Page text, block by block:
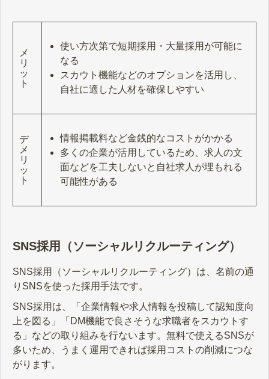
メ
リ
ッ
ト
使い方次第で短期採用・大量採用が可能に
なる
スカウト機能などのオプションを活用し、
自社に適した人材を確保しやすい
デ
メ
リ
ッ
ト
情報掲載料など金銭的なコストがかかる
多くの企業が活用しているため、求人の文
面などを工夫しないと自社求人が埋もれる
可能性がある
SNS採用（ソーシャルリクルーティング）
SNS採用（ソーシャルリクルーティング）は、名前の通
りSNSを使った採用手法です。
SNS採用は、「企業情報や求人情報を投稿して認知度向
上を図る」「DM機能で良さそうな求職者をスカウトす
る」などの取り組みを行ないます。無料で使えるSNSが
多いため、うまく運用できれば採用コストの削減につな
がります。